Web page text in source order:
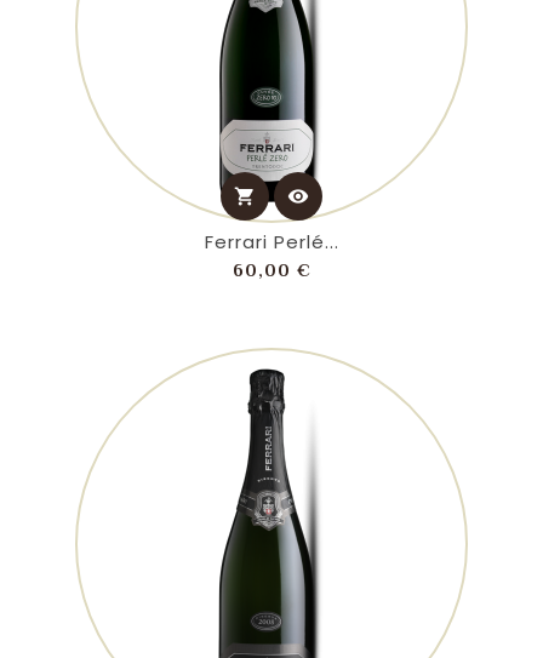
shopping_cart visibility
Ferrari Perlé...
60,00 €Prezzo